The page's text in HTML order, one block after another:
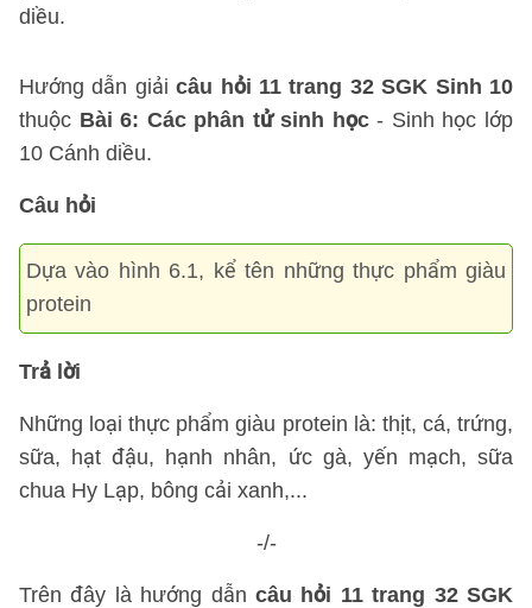
diều.
Hướng dẫn giảicâu hỏi 11 trang 32 SGK Sinh 10
thuộc Bài 6: Các phân tử sinh học- Sinh học lớp
10 Cánh diều.
Câu hỏi
Dựa vào hình 6.1, kể tên những thực phẩm giàu
protein
Trả lời
Những loại thực phẩm giàu protein là: thịt, cá, trứng,
sữa, hạt đậu, hạnh nhân, ức gà, yến mạch, sữa
chua Hy Lạp, bông cải xanh,...
-/-
Trên đây là hướng dẫn câu hỏi 11 trang 32 SGK